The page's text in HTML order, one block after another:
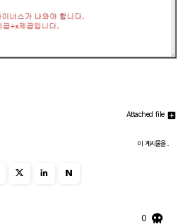
Attached file
이 게시물을..
N
0